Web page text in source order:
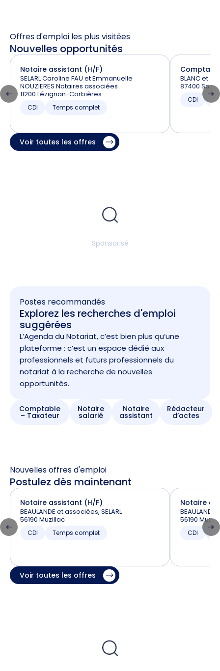
Offres d'emploi les plus visitées
Nouvelles opportunités
Notaire assistant (H/F)
SELARL Caroline FAU et Emmanuelle
NOUZIERES Notaires associées
11200 Lézignan-Corbières
CDI Temps complet
BLANC et
87400
CDI
Voir toutes les offres
Sponsorisé
Postes recommandés
Explorez les recherches d'emploi
suggérées
L’Agenda du Notariat, c’est bien plus qu’une
plateforme : c’est un espace dédié aux
professionnels et futurs professionnels du
notariat à la recherche de nouvelles
opportunités.
Comptable
– Taxateur
Notaire
salarié
Notaire
assistant
Rédacteur
d’actes
Nouvelles offres d'emploi
Postulez dès maintenant
Notaire assistant (H/F)
BEAULANDE et associées, SELARL
56190 Muzillac
CDI Temps complet
Notaire
56190
CDI
Voir toutes les offres